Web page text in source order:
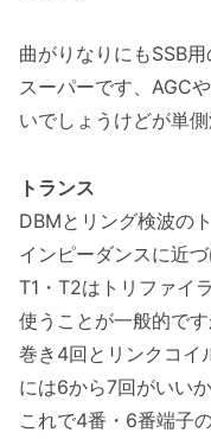
曲がりなりにもSSB
スーパーです、AGC
いでしょうけどが単
トランス
DBMとリング検波の
インピーダンスに近
T1・T2はトリファイ
使うことが一般的で
巻き4回とリンクコイ
には6から7回がいい
これで4番・6番端子